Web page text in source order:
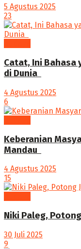
5 Agustus 2025
23
‎Catat, Ini Bahasa
di Dunia ‎
4 Agustus 2025
6
Keberanian
Mandau ‎
4 Agustus 2025
15
Niki Paleg,
30 Juli 2025
9